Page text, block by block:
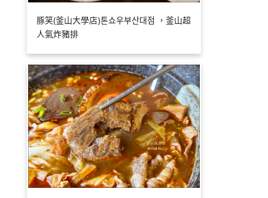
豚笑(釜山大學店)톤쇼우부산대점 ，釜山超
人氣炸豬排